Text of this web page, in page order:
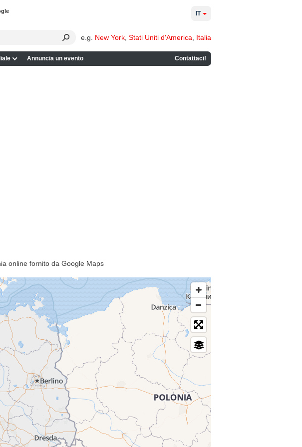
e.g. New York Stati Uniti d'America Italia
Annuncia un evento Contattaci!
IT
online fornito da Google Maps